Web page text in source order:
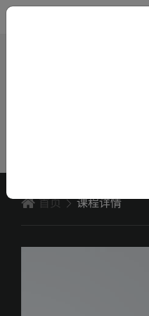
首页 课程详情